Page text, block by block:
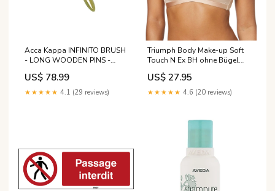
Acca Kappa INFINITO BRUSH
- LONG WOODEN PINS -
MATT FINISHED PLASTIC
HANDLE - FOREST GREEN
segment|2-2-2-99||Gender|f
US$ 78.99
★★★★★ 4.1 (29 reviews)
Triumph Body Make-up Soft
Touch N Ex BH ohne Bügel
ultratransparent
US$ 27.95
★★★★★ 4.6 (20 reviews)